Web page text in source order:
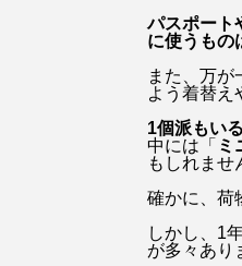
鬼滅の刃
パスポート
に使うもの
また、万が
よう着替え
1個派もい
中には「 ミ
もしれませ
確かに、荷
しかし、1
が多々あり